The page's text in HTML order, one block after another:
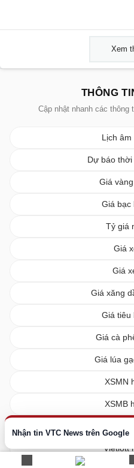
Nhận tin VTC News trên Google
Xem
THÔNG
Cập nhật nhanh các
Lịch âm
Dự báo
Giá
Giá bạc
Tỷ giá
Giá
Giá
Giá xăng
Giá tiêu
Giá cà
Giá lúa
XSMN
XSMB
Vietlott